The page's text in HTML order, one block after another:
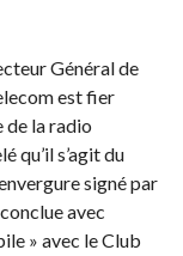
Général de
est fier
de la radio
qu’il s’agit du
signé par
avec
» avec le Club